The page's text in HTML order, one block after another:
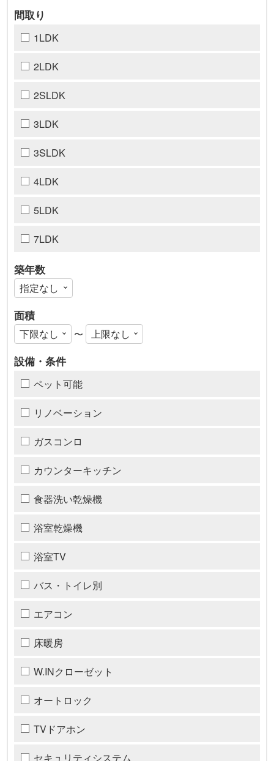
間取り
1LDK
2LDK
2SLDK
3LDK
3SLDK
4LDK
5LDK
7LDK
築年数
面積
〜
設備・条件
ペット可能
リノベーション
ガスコンロ
カウンターキッチン
食器洗い乾燥機
浴室乾燥機
浴室TV
バス・トイレ別
エアコン
床暖房
W.INクローゼット
オートロック
TVドアホン
セキュリティシステム